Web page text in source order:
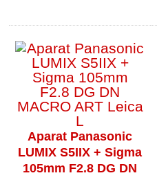
Aparat Panasonic
LUMIX S5IIX + Sigma
105mm F2.8 DG DN